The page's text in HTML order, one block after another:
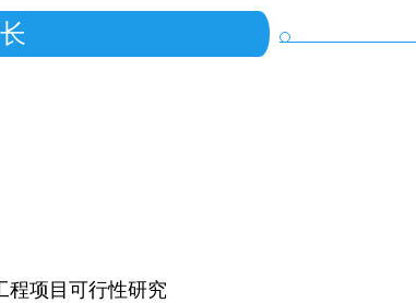
程项目可行性研究